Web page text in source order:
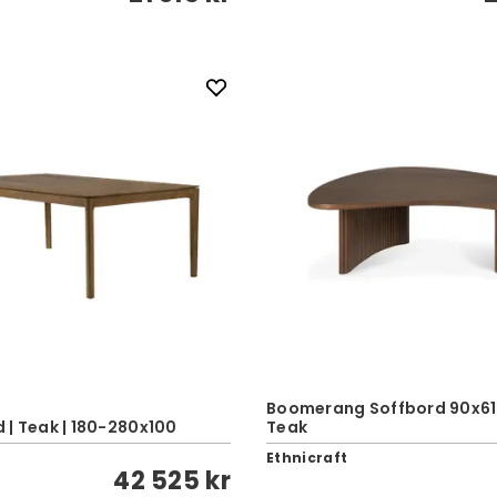
Teak | 180-280x100
42 525 kr
Boomerang Soffbord
Teak
Ethnicraft